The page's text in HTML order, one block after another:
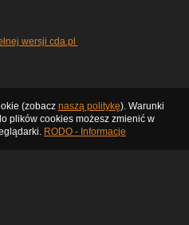
wersji cda.pl
(zobacz naszą politykę). Warunki
plików cookies możesz zmienić w
RODO - Informacje